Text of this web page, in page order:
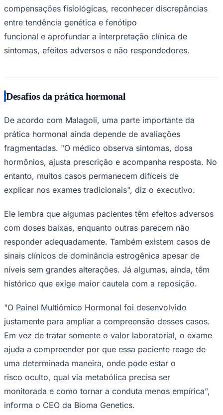
Santos
compensações fisiológicas, reconhecer discrepâncias
entre tendência genética e fenótipo
funcional e aprofundar a interpretação clínica de
sintomas, efeitos adversos e não respondedores.
Desafios da prática hormonal
De acordo com Malagoli, uma parte importante da
prática hormonal ainda depende de avaliações
fragmentadas. "O médico observa sintomas, dosa
hormônios, ajusta prescrição e acompanha resposta. No
entanto, muitos casos permanecem difíceis de
explicar nos exames tradicionais", diz o executivo.
Ele lembra que algumas pacientes têm efeitos adversos
com doses baixas, enquanto outras parecem não
responder adequadamente. Também existem casos de
sinais clínicos de dominância estrogênica apesar de
níveis sem grandes alterações. Já algumas, ainda, têm
histórico que exige maior cautela com a reposição.
"O Painel Multiômico Hormonal foi desenvolvido
justamente para ampliar a compreensão desses casos.
Em vez de tratar somente o valor laboratorial, o exame
ajuda a compreender por que essa paciente reage de
uma determinada maneira, onde pode estar o
risco oculto, qual via metabólica precisa ser
monitorada e como tornar a conduta menos empírica",
informa o CEO da Bioma Genetics.